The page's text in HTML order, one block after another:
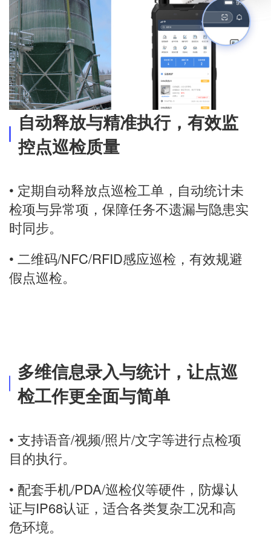
自动释放与精准执行，有效监
控点巡检质量
• 定期自动释放点巡检工单，自动统计未
检项与异常项，保障任务不遗漏与隐患实
时同步。
• 二维码/NFC/RFID感应巡检，有效规避
假点巡检。
多维信息录入与统计，让点巡
检工作更全面与简单
• 支持语音/视频/照片/文字等进行点检项
目的执行。
• 配套手机/PDA/巡检仪等硬件，防爆认
证与IP68认证，适合各类复杂工况和高
危环境。